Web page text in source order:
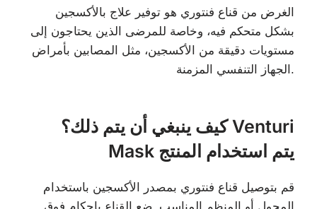
الغرض من قناع فنتوري هو توفير علاج بالأكسجين
بشكل متحكم فيه، وخاصة للمرضى الذين يحتاجون إلى
مستويات دقيقة من الأكسجين، مثل المصابين بأمراض
الجهاز التنفسي المزمنة.
كيف ينبغي أن يتم ذلك؟ Venturi
Mask يتم استخدام المنتج
قم بتوصيل قناع فنتوري بمصدر الأكسجين باستخدام